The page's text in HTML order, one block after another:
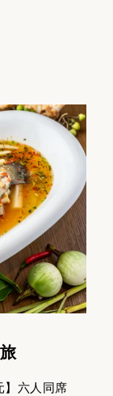
】六人同席